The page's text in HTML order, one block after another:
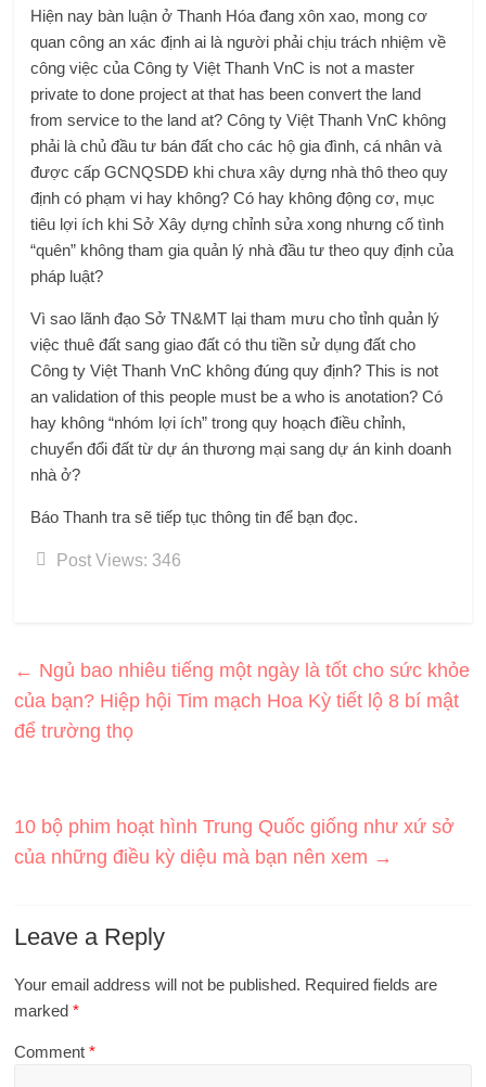
Hiện nay bàn luận ở Thanh Hóa đang xôn xao, mong cơ
quan công an xác định ai là người phải chịu trách nhiệm về
công việc của Công ty Việt Thanh VnC is not a master
private to done project at that has been convert the land
from service to the land at? Công ty Việt Thanh VnC không
phải là chủ đầu tư bán đất cho các hộ gia đình, cá nhân và
được cấp GCNQSDĐ khi chưa xây dựng nhà thô theo quy
định có phạm vi hay không? Có hay không động cơ, mục
tiêu lợi ích khi Sở Xây dựng chỉnh sửa xong nhưng cố tình
“quên” không tham gia quản lý nhà đầu tư theo quy định của
pháp luật?
Vì sao lãnh đạo Sở TN&MT lại tham mưu cho tỉnh quản lý
việc thuê đất sang giao đất có thu tiền sử dụng đất cho
Công ty Việt Thanh VnC không đúng quy định? This is not
an validation of this people must be a who is anotation? Có
hay không “nhóm lợi ích” trong quy hoạch điều chỉnh,
chuyển đổi đất từ ​​dự án thương mại sang dự án kinh doanh
nhà ở?
Báo Thanh tra sẽ tiếp tục thông tin để bạn đọc.
Post Views: 346
← Ngủ bao nhiêu tiếng một ngày là tốt cho sức khỏe
của bạn? Hiệp hội Tim mạch Hoa Kỳ tiết lộ 8 bí mật
để trường thọ
10 bộ phim hoạt hình Trung Quốc giống như xứ sở
của những điều kỳ diệu mà bạn nên xem →
Leave a Reply
Your email address will not be published. Required fields are
marked*
Comment*